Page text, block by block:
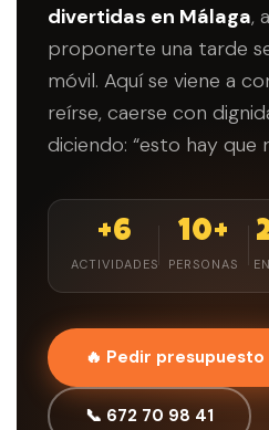
divertidas en Málaga,
proponerte una tarde
móvil. Aquí se viene a
reírse, caerse con
diciendo: “esto hay que
+6
ACTIVIDADES
10+
PERSONAS
🔥 Pedir presupuesto
📞 672 70 98 41